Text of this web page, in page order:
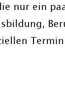
nur ein